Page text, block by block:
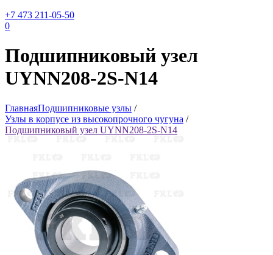
+7 473 211-05-50
0
Подшипниковый узел
UYNN208-2S-N14
ГлавнаяПодшипниковые узлы /
Узлы в корпусе из высокопрочного чугуна /
Подшипниковый узел UYNN208-2S-N14